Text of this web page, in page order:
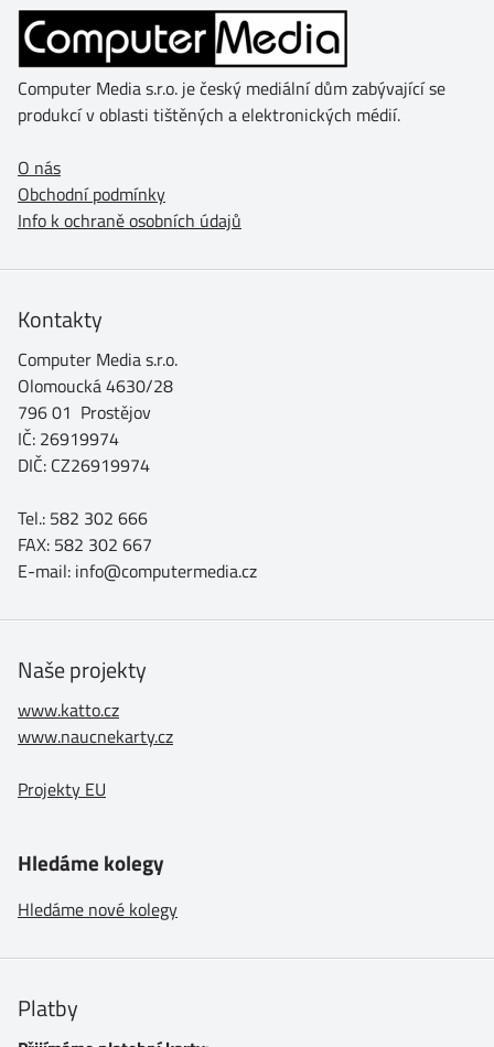
Computer Media s.r.o. je český mediální dům zabývající se
produkcí v oblasti tištěných a elektronických médií.
O nás
Obchodní podmínky
Info k ochraně osobních údajů
Kontakty
Computer Media s.r.o.
Olomoucká 4630/28
796 01 Prostějov
IČ: 26919974
DIČ: CZ26919974
Tel.: 582 302 666
FAX: 582 302 667
E-mail: info@computermedia.cz
Naše projekty
www.katto.cz
www.naucnekarty.cz
Projekty EU
Hledáme kolegy
Hledáme nové kolegy
Platby